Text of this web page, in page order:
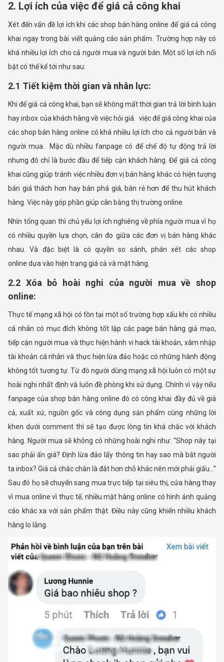
2. Lợi ích của việc để giá cả công khai
Xét đến vấn đề lợi ích khi các shop bán hàng online để giá cả công
khai ngay trong bài viết quảng cáo sản phẩm. Trường hợp này có
khá nhiều lợi ích cho cả người mua và người bán. Một số lợi ích nổi
bật có thể kể tới như sau:
2.1 Tiết kiệm thời gian và nhân lực:
Khi để giá cả công khai, bạn sẽ không mất thời gian trả lời bình luận
hay inbox của khách hàng về việc hỏi giá. việc để giá công khai của
các shop bán hàng online có khá nhiều lợi ích cho cả người bán và
người mua. Mặc dù nhiều fanpage có để chế độ tự động trả lời
nhưng đó chỉ là bước đầu để tiếp cận khách hàng. Để giá cả công
khai cũng giúp tránh việc nhiều đơn vị bán hàng khác có hiện tượng
bán giá thách hơn hay bán phá giá, bán rẻ hơn để thu hút khách
hàng. Việc này góp phần giúp cân bằng thị trường online.
Nhìn tổng quan thì chủ yếu lợi ích nghiêng về phía người mua vì họ
có nhiều quyền lựa chọn, cân đo giữa các đơn vị bán hàng khác
nhau. Và đặc biệt là có quyền so sánh, phán xét các shop
online dựa vào hiện trạng giá cả và mặt hàng.
2.2 Xóa bỏ hoài nghi của người mua về shop
online:
Thực tế mạng xã hội có tồn tại một số trường hợp xấu khi có nhiều
cá nhân có mục đích không tốt lập các page bán hàng giả mạo,
tiếp cận người mua và thực hiện hành vi hack tài khoản, xâm nhập
tài khoản cá nhân và thực hiện lừa đảo hoặc có những hành động
không tốt tương tự. Từ đó người dùng mạng xã hội luôn có một sự
hoài nghi nhất định và luôn đề phòng khi sử dụng. Chính vì vậy nếu
fanpage của shop bán hàng online đó có công khai đầy đủ về giá
cả, xuất xứ, nguồn gốc và công dụng sản phẩm cùng những lời
khen dưới comment thì sẽ tạo được lòng tin khá chắc với khách
hàng. Người mua sẽ không có những hoài nghi như: “Shop này tại
sao phải ẩn giá? Định lừa đảo lấy thông tin hay sao mà bắt người
ta inbox? Giá cả chắc chắn là đắt hơn chỗ khác nên mới phải giấu…”
Sau đó họ sẽ chuyển sang mua trực tiếp tại siêu thị, cửa hàng thay
vì mua online vì thực tế, nhiều mặt hàng online có hình ảnh quảng
cáo khác xa với sản phẩm thật. Điều này cũng khiến nhiều khách
hàng lo lắng.